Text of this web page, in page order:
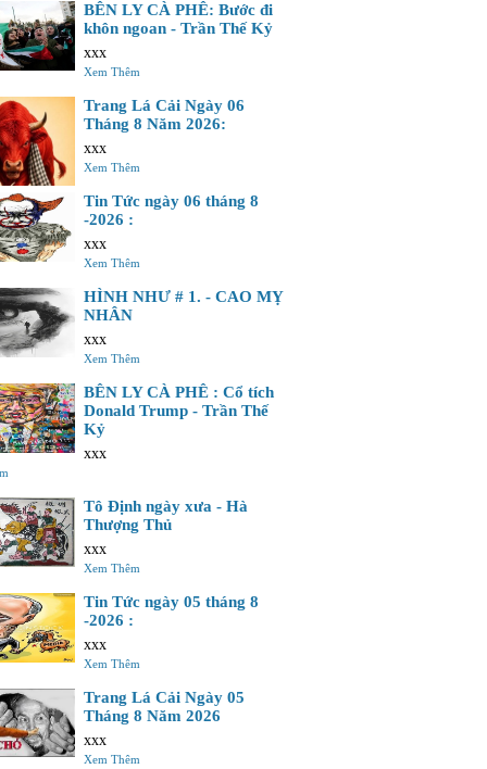
BÊN LY CÀ PHÊ: Bước đi
khôn ngoan - Trần Thế Kỷ
xxx
Xem Thêm
Trang Lá Cải Ngày 06
Tháng 8 Năm 2026:
xxx
Xem Thêm
Tin Tức ngày 06 tháng 8
-2026 :
xxx
Xem Thêm
HÌNH NHƯ # 1. - CAO MỴ
NHÂN
xxx
Xem Thêm
BÊN LY CÀ PHÊ : Cổ tích
Donald Trump - Trần Thế
Kỷ
xxx
Tô Định ngày xưa - Hà
Thượng Thủ
xxx
Xem Thêm
Tin Tức ngày 05 tháng 8
-2026 :
xxx
Xem Thêm
Trang Lá Cải Ngày 05
Tháng 8 Năm 2026
xxx
Xem Thêm